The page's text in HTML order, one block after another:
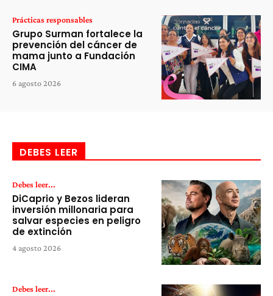
Prácticas responsables
Grupo Surman fortalece la
prevención del cáncer de
mama junto a Fundación
CIMA
6 agosto 2026
DEBES LEER
Debes leer...
DiCaprio y Bezos lideran
inversión millonaria para
salvar especies en peligro
de extinción
4 agosto 2026
Debes leer...